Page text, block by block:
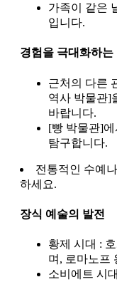
가족이 같은
입니다.
경험을 극대화하는
근처의 다른
역사 박물관]
바랍니다.
[빵 박물관]
탐구합니다.
전통적인 수예
하세요.
장식 예술의 발전
황제 시대 :
며, 로마노프
소비에트 시